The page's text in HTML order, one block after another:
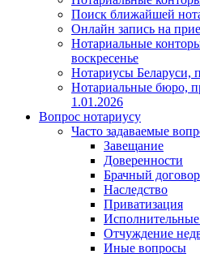
Поиск ближайшей
Онлайн запись на
Нотариальные
воскресенье
Нотариусы Беларуси,
Нотариальные бюро,
1.01.2026
Вопрос нотариусу
Часто задаваемые
Завещание
Доверенности
Брачный договор
Наследство
Приватизация
Отчуждение
Иные вопросы